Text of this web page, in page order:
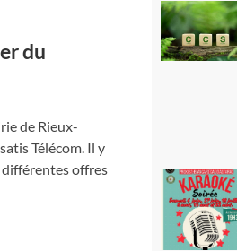
du
de Rieux-
Télécom. Il y
différentes offres